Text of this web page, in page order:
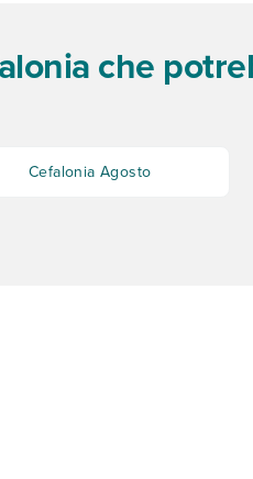
che
Cefalonia Agosto